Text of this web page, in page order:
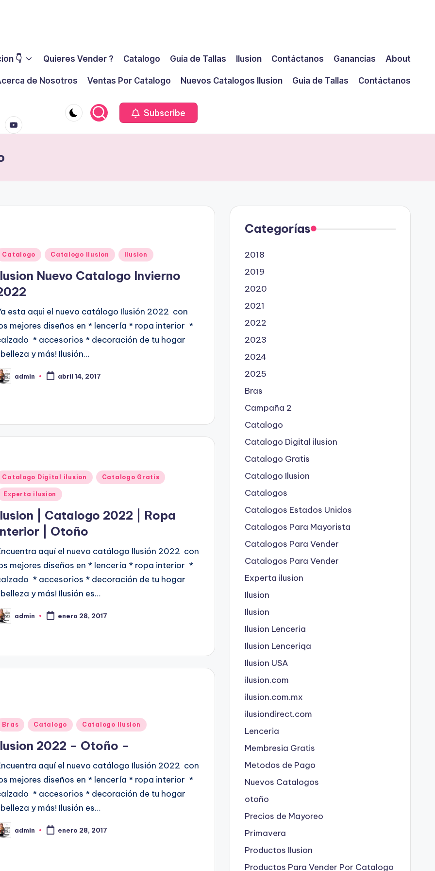
👇 Quieres Vender ? Catalogo Guia de Tallas Ilusion Contáctanos Ganancias About
de Nosotros Ventas Por Catalogo Nuevos Catalogos Ilusion Guia de Tallas
Contáctanos
Subscribe
Catalogo Catalogo Ilusion Ilusion
Nuevo Catalogo Invierno
esta aqui el nuevo catálogo Ilusión 2022 con
mejores diseños en * lencería * ropa interior *
* accesorios * decoración de tu hogar
y más! Ilusión…
admin abril 14, 2017
Catalogo Digital ilusion Catalogo Gratis
Experta ilusion
| Catalogo 2022 | Ropa
| Otoño
aquí el nuevo catálogo Ilusión 2022 con
mejores diseños en * lencería * ropa interior *
* accesorios * decoración de tu hogar
y más! Ilusión es…
admin enero 28, 2017
Bras Catalogo Catalogo Ilusion
2022 – Otoño –
aquí el nuevo catálogo Ilusión 2022 con
mejores diseños en * lencería * ropa interior *
* accesorios * decoración de tu hogar
y más! Ilusión es…
admin enero 28, 2017
Categorías
2018
2019
2020
2021
2022
2023
2024
2025
Bras
Campaña 2
Catalogo
Catalogo Digital ilusion
Catalogo Gratis
Catalogo Ilusion
Catalogos
Catalogos Estados Unidos
Catalogos Para Mayorista
Catalogos Para Vender
Catalogos Para Vender
Experta ilusion
Ilusion
Ilusion
Ilusion Lenceria
Ilusion Lenceriqa
Ilusion USA
ilusion.com
ilusion.com.mx
ilusiondirect.com
Lenceria
Membresia Gratis
Metodos de Pago
Nuevos Catalogos
otoño
Precios de Mayoreo
Primavera
Productos Ilusion
Productos Para Vender Por Catalogo